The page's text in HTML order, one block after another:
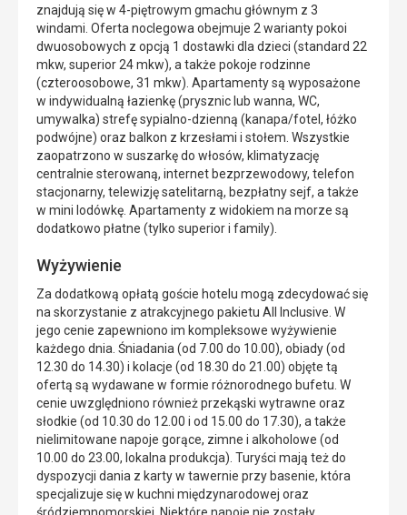
znajdują się w 4-piętrowym gmachu głównym z 3
windami. Oferta noclegowa obejmuje 2 warianty pokoi
dwuosobowych z opcją 1 dostawki dla dzieci (standard 22
mkw, superior 24 mkw), a także pokoje rodzinne
(czteroosobowe, 31 mkw). Apartamenty są wyposażone
w indywidualną łazienkę (prysznic lub wanna, WC,
umywalka) strefę sypialno-dzienną (kanapa/fotel, łóżko
podwójne) oraz balkon z krzesłami i stołem. Wszystkie
zaopatrzono w suszarkę do włosów, klimatyzację
centralnie sterowaną, internet bezprzewodowy, telefon
stacjonarny, telewizję satelitarną, bezpłatny sejf, a także
w mini lodówkę. Apartamenty z widokiem na morze są
dodatkowo płatne (tylko superior i family).
Wyżywienie
Za dodatkową opłatą goście hotelu mogą zdecydować się
na skorzystanie z atrakcyjnego pakietu All Inclusive. W
jego cenie zapewniono im kompleksowe wyżywienie
każdego dnia. Śniadania (od 7.00 do 10.00), obiady (od
12.30 do 14.30) i kolacje (od 18.30 do 21.00) objęte tą
ofertą są wydawane w formie różnorodnego bufetu. W
cenie uwzględniono również przekąski wytrawne oraz
słodkie (od 10.30 do 12.00 i od 15.00 do 17.30), a także
nielimitowane napoje gorące, zimne i alkoholowe (od
10.00 do 23.00, lokalna produkcja). Turyści mają też do
dyspozycji dania z karty w tawernie przy basenie, która
specjalizuje się w kuchni międzynarodowej oraz